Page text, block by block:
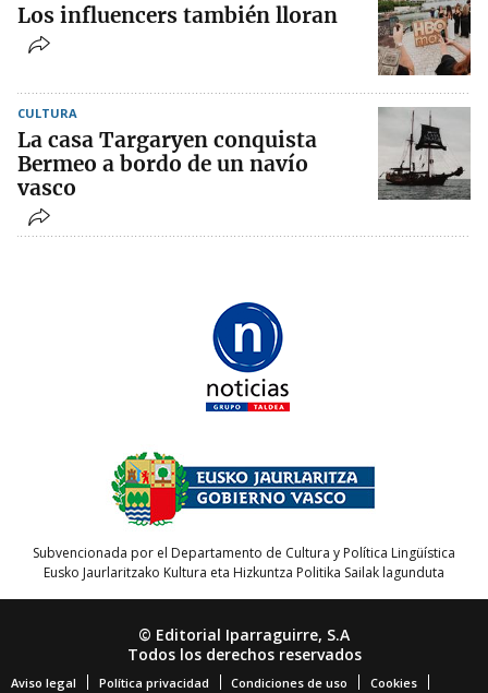
Los influencers también lloran
CULTURA
La casa Targaryen conquista
Bermeo a bordo de un navío
vasco
Subvencionada por el Departamento de Cultura y Política Lingüística
Eusko Jaurlaritzako Kultura eta Hizkuntza Politika Sailak lagunduta
© Editorial Iparraguirre, S.A
Todos los derechos reservados
Aviso legal Política privacidad Condiciones de uso Cookies